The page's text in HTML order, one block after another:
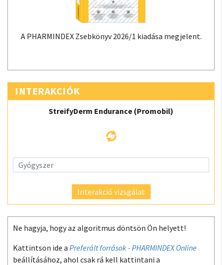
A PHARMINDEX Zsebkönyv 2026/1 kiadása megjelent.
INTERAKCIÓK
StreifyDerm Endurance (Promobil)
Interakció vizsgálat
Ne hagyja, hogy az algoritmus döntsön Ön helyett!
Kattintson ide a Preferált források - PHARMINDEX Online
beállításához, ahol csak rá kell kattintani a